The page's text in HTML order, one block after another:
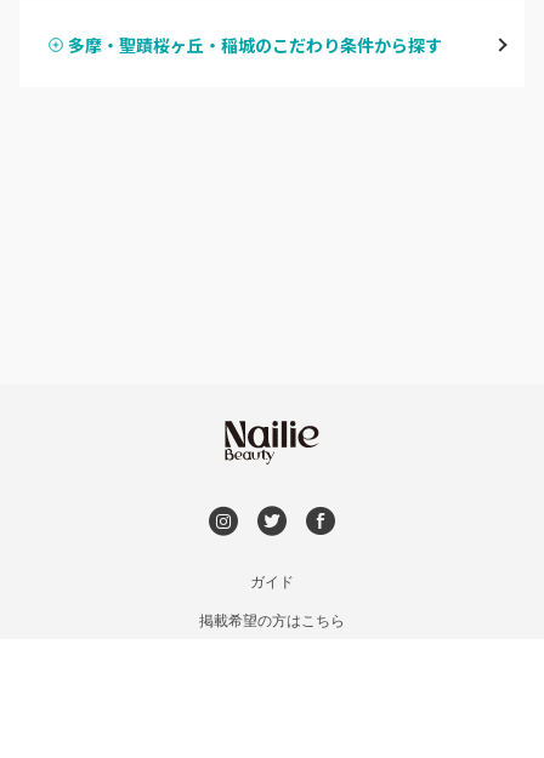
ハンドスカルプ
多摩・聖蹟桜ヶ丘・稲城のこだわり条件から探す
ガイド
掲載希望の方はこちら